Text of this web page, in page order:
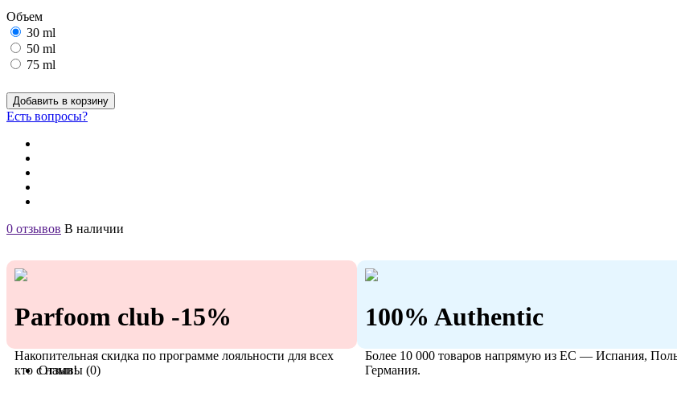
Объем
30 ml
50 ml
75 ml
Добавить в корзину
Есть вопросы?
0 отзывов В наличии
Parfoom club -15%
Накопительная скидка по программе лояльности для всех
кто с нами!
100% Authentic
Более 10 000 товаров напрямую из ЕС — Испания,
Германия.
Отзывы (0)